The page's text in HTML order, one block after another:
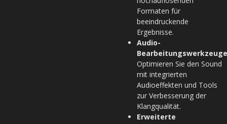
Formaten für
beeindruckende
Ergebnisse.
Audio-
Bearbeitungswerkzeuge
Optimieren Sie den Sound
mit integrierten
Audioeffekten und Tools
zur Verbesserung der
Klangqualität.
Erweiterte